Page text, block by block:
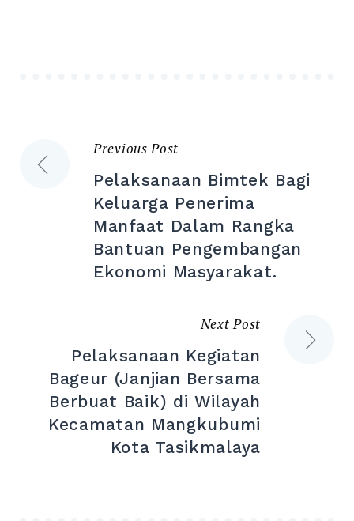
Post
navigation
Previous Post
Pelaksanaan Bimtek Bagi
Keluarga Penerima
Manfaat Dalam Rangka
Bantuan Pengembangan
Ekonomi Masyarakat.
Next Post
Pelaksanaan Kegiatan
Bageur (Janjian Bersama
Berbuat Baik) di Wilayah
Kecamatan Mangkubumi
Kota Tasikmalaya